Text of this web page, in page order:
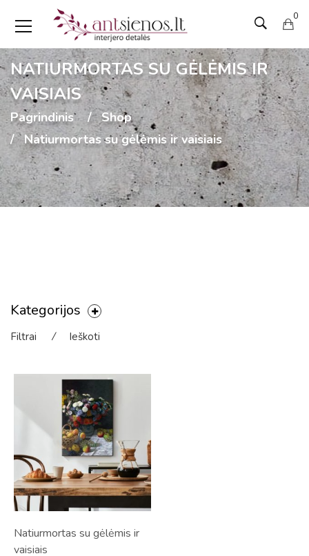
0
NATIURMORTAS SU GĖLĖMIS IR
VAISIAIS
Pagrindinis
Shop
Natiurmortas su gėlėmis ir vaisiais
Kategorijos
Filtrai ⁄ Ieškoti
Natiurmortas su gėlėmis ir
vaisiais